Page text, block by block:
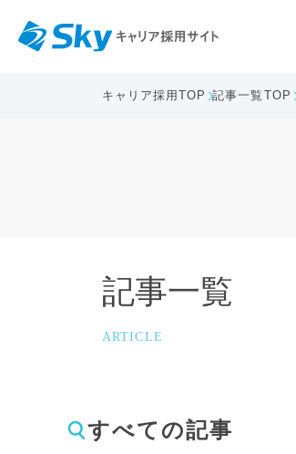
キャリア採用TOP 記事一覧TOP
記事一覧
ARTICLE
すべての記事